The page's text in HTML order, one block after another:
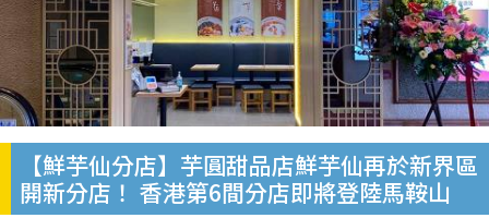
【鮮芋仙分店】芋圓甜品店鮮芋仙再於新界區
開新分店！ 香港第6間分店即將登陸馬鞍山